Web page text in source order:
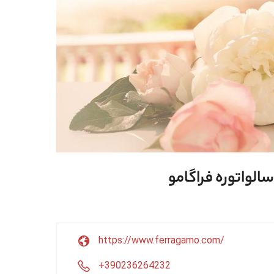
https://www.ferragamo.com/
+390236264232